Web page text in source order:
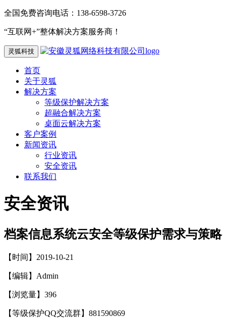
全国免费咨询电话：138-6598-3726
“互联网+”整体解决方案服务商！
灵狐科技
首页
关于灵狐
解决方案
等级保护解决方案
超融合解决方案
桌面云解决方案
客户案例
新闻资讯
行业资讯
安全资讯
联系我们
安全资讯
档案信息系统云安全等级保护需求与策略
【时间】2019-10-21
【编辑】Admin
【浏览量】 396
【等级保护QQ交流群】881590869